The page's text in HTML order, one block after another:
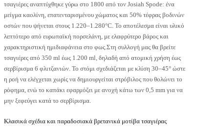
τσαγιέρες αναπτύχθηκε γύρω στο 1800 από τον Josiah Spode: ένα
μείγμα καολίνη, επατενταρισμένου χώματος και 50% τέφρας βοδινών
οστών που ψήνεται στους 1.220–1.280°C. Το αποτέλεσμα είναι υλικό
λεπτότερο από ευρωπαϊκή πορσελάνη, με ελαφρύτερο βάρος και
χαρακτηριστική ημιδιαφάνεια στο φως.Στη συλλογή μας θα βρείτε
τσαγιέρες από 350 ml έως 1.200 ml, δηλαδή από ατομική χρήση έως
σερβίρισμα 6 φλιτζανιών. Το στόμι σχεδιάζεται με κλίση 30–45° ώστε
η ροή να ελέγχεται χωρίς να δημιουργείται στρόβιλος που θολώνει το
ρόφημα, ενώ το καπάκι εφαρμόζει με ανοχή κάτω των 0,5 mm για να
μην ξεφεύγει κατά το σερβίρισμα.
Κλασικά σχέδια και παραδοσιακά βρετανικά μοτίβα τσαγιέρας